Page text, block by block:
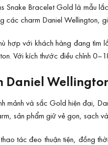
Snake Bracelet Gold là mẫu
các charm Daniel Wellington,
với khách hàng đang tìm
Với kích thước điều chỉnh
Daniel
mảnh và sắc Gold hiện đại,
sản phẩm giữ vẻ gọn, sạch
tác đeo thuận tiện, đồng